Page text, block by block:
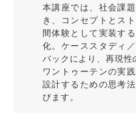
本講座では、社会課
き、コンセプトとス
間体験として実装す
化。ケーススタディ
バックにより、再現性
ワントゥーテンの実
設計するための思考
びます。